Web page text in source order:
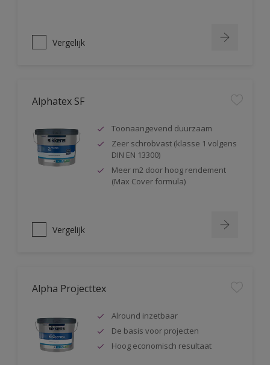
Vergelijk
Alphatex SF
Toonaangevend duurzaam
Zeer schrobvast (klasse 1 volgens
DIN EN 13300)
Meer m2 door hoog rendement
(Max Cover formula)
Vergelijk
Alpha Projecttex
Alround inzetbaar
De basis voor projecten
Hoog economisch resultaat